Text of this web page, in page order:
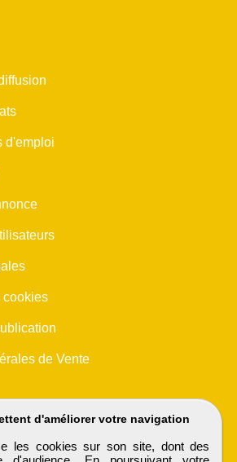
d'améliorer votre navigation
les cookies sur son site, dont des
d'emploi
cookies
de Vente